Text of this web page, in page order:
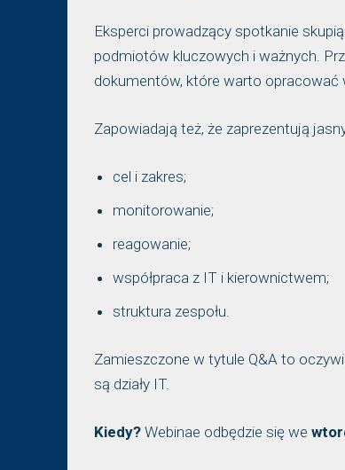
Eksperci prowadzący spotkanie
podmiotów kluczowych i ważnych.
dokumentów, które warto opracować
Zapowiadają też, że zaprezentują
cel i zakres;
monitorowanie;
reagowanie;
współpraca z IT i kierownictwem;
struktura zespołu.
Zamieszczone w tytule Q&A to
są działy IT.
Kiedy? Webinae odbędzie się we